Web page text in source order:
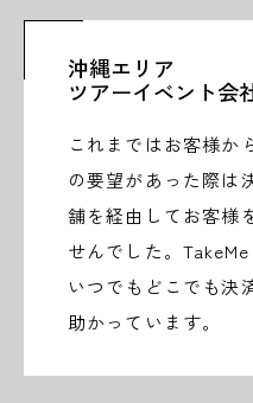
沖縄エリア
ツアーイベント会
これまではお客様か
の要望があった際は
舗を経由してお客様
せんでした。
いつでもどこでも決
助かっています。